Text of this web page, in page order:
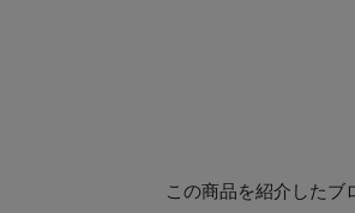
この商品を紹介したブ